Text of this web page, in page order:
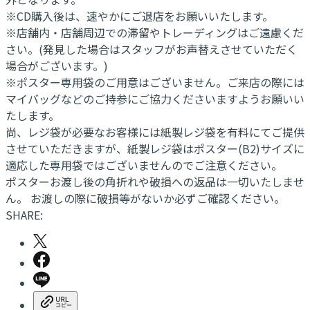
※CD購入後は、速やかにご退店をお願いいたします。
※店舗内・店舗周辺での滞留やトレーディングはご遠慮くだ
さい。(発見した場合はスタッフがお声替えさせていただく
場合がございます。)
※ポスター専用袋のご用意はございません。ご来店の際には
マイバッグなどのご持参にご協力くださいますようお願いい
たします。
尚、レジ袋が必要なお客様には紙製レジ袋を有料にてご提供
させていただきますが、紙製レジ袋はポスター(B2)サイズに
適応した専用袋ではございませんのでご注意ください。
ポスターお渡し後の角折れや破損への返品は一切いたしませ
ん。 お渡しの際に破損等がないか必ずご確認ください。
SHARE: